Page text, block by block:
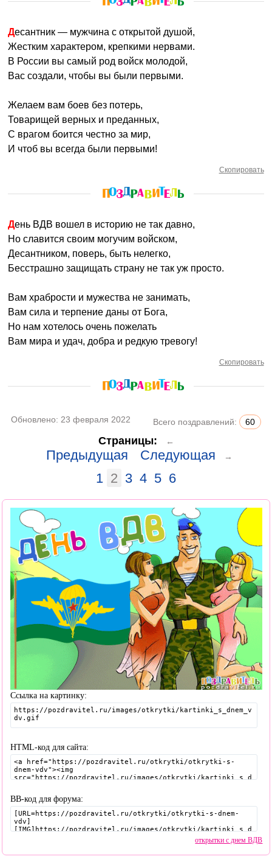
Десантник — мужчина с открытой душой,
Жестким характером, крепкими нервами.
В России вы самый род войск молодой,
Вас создали, чтобы вы были первыми.
Желаем вам боев без потерь,
Товарищей верных и преданных,
С врагом боится честно за мир,
И чтоб вы всегда были первыми!
Скопировать
День ВДВ вошел в историю не так давно,
Но славится своим могучим войском,
Десантником, поверь, быть нелегко,
Бесстрашно защищать страну не так уж просто.
Вам храбрости и мужества не занимать,
Вам сила и терпение даны от Бога,
Но нам хотелось очень пожелать
Вам мира и удач, добра и редкую тревогу!
Скопировать
Обновлено: 23 февраля 2022 Всего поздравлений: 60
Страницы: ←
Предыдущая Следующая →
1 2 3 4 5 6
Ссылка на картинку:
HTML-код для сайта:
BB-код для форума:
открытки с днем ВДВ